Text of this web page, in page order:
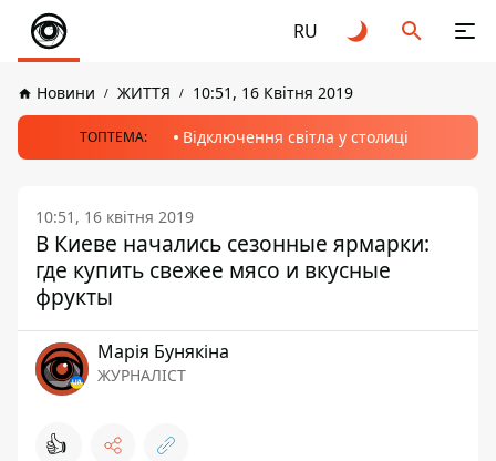
RU
Новини ЖИТТЯ 10:51, 16 Квітня 2019
ТОПТЕМА: Відключення світла у столиці
10:51, 16 квітня 2019
В Киеве начались сезонные ярмарки:
где купить свежее мясо и вкусные
фрукты
Марія Бунякіна
ЖУРНАЛІСТ
👍